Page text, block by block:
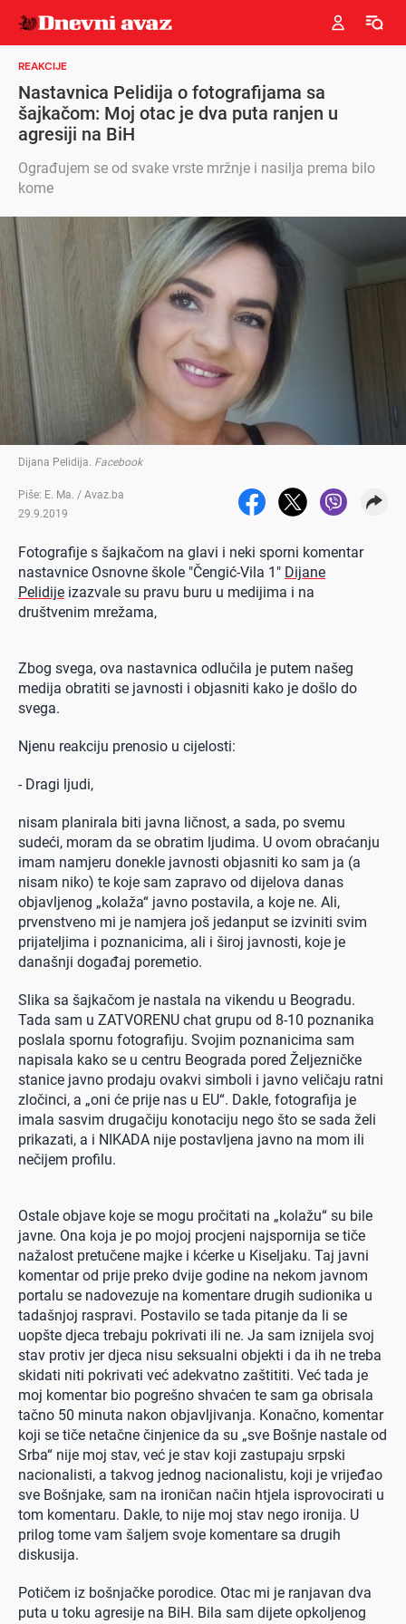
REAKCIJE
Nastavnica Pelidija o fotografijama sa
šajkačom: Moj otac je dva puta ranjen u
agresiji na BiH
Ograđujem se od svake vrste mržnje i nasilja prema bilo
kome
Dijana Pelidija. Facebook
Piše: E. Ma. / Avaz.ba
29.9.2019
Fotografije s šajkačom na glavi i neki sporni komentar
nastavnice Osnovne škole "Čengić-Vila 1" Dijane
Pelidije izazvale su pravu buru u medijima i na
društvenim mrežama,
Zbog svega, ova nastavnica odlučila je putem našeg
medija obratiti se javnosti i objasniti kako je došlo do
svega.
Njenu reakciju prenosio u cijelosti:
- Dragi ljudi,
nisam planirala biti javna ličnost, a sada, po svemu
sudeći, moram da se obratim ljudima. U ovom obraćanju
imam namjeru donekle javnosti objasniti ko sam ja (a
nisam niko) te koje sam zapravo od dijelova danas
objavljenog „kolaža“ javno postavila, a koje ne. Ali,
prvenstveno mi je namjera još jedanput se izviniti svim
prijateljima i poznanicima, ali i široj javnosti, koje je
današnji događaj poremetio.
Slika sa šajkačom je nastala na vikendu u Beogradu.
Tada sam u ZATVORENU chat grupu od 8-10 poznanika
poslala spornu fotografiju. Svojim poznanicima sam
napisala kako se u centru Beograda pored Željezničke
stanice javno prodaju ovakvi simboli i javno veličaju ratni
zločinci, a „oni će prije nas u EU“. Dakle, fotografija je
imala sasvim drugačiju konotaciju nego što se sada želi
prikazati, a i NIKADA nije postavljena javno na mom ili
nečijem profilu.
Ostale objave koje se mogu pročitati na „kolažu“ su bile
javne. Ona koja je po mojoj procjeni najspornija se tiče
nažalost pretučene majke i kćerke u Kiseljaku. Taj javni
komentar od prije preko dvije godine na nekom javnom
portalu se nadovezuje na komentare drugih sudionika u
tadašnjoj raspravi. Postavilo se tada pitanje da li se
uopšte djeca trebaju pokrivati ili ne. Ja sam iznijela svoj
stav protiv jer djeca nisu seksualni objekti i da ih ne treba
skidati niti pokrivati već adekvatno zaštititi. Već tada je
moj komentar bio pogrešno shvaćen te sam ga obrisala
tačno 50 minuta nakon objavljivanja. Konačno, komentar
koji se tiče netačne činjenice da su „sve Bošnje nastale od
Srba“ nije moj stav, već je stav koji zastupaju srpski
nacionalisti, a takvog jednog nacionalistu, koji je vrijeđao
sve Bošnjake, sam na ironičan način htjela isprovocirati u
tom komentaru. Dakle, to nije moj stav nego ironija. U
prilog tome vam šaljem svoje komentare sa drugih
diskusija.
Potičem iz bošnjačke porodice. Otac mi je ranjavan dva
puta u toku agresije na BiH. Bila sam dijete opkoljenog